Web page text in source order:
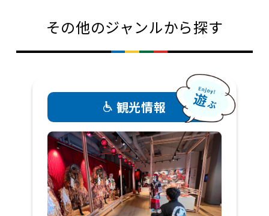
その他のジャンルから探す
観光情報